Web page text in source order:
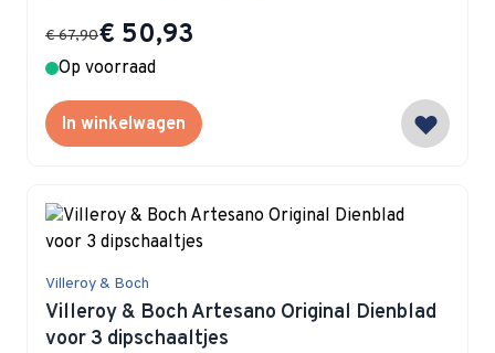
Special Price
€ 50,93
€ 67,90
Op voorraad
In winkelwagen
Villeroy & Boch
Villeroy & Boch Artesano Original Dienblad
voor 3 dipschaaltjes